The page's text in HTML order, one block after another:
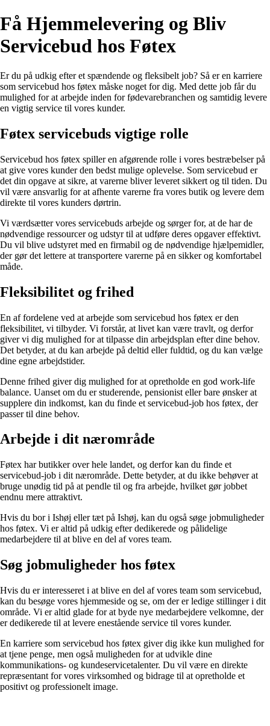
Få Hjemmelevering og Bliv
Servicebud hos Føtex
Er du på udkig efter et spændende og fleksibelt job? Så er en karriere
som servicebud hos føtex måske noget for dig. Med dette job får du
mulighed for at arbejde inden for fødevarebranchen og samtidig levere
en vigtig service til vores kunder.
Føtex servicebuds vigtige rolle
Servicebud hos føtex spiller en afgørende rolle i vores bestræbelser på
at give vores kunder den bedst mulige oplevelse. Som servicebud er
det din opgave at sikre, at varerne bliver leveret sikkert og til tiden. Du
vil være ansvarlig for at afhente varerne fra vores butik og levere dem
direkte til vores kunders dørtrin.
Vi værdsætter vores servicebuds arbejde og sørger for, at de har de
nødvendige ressourcer og udstyr til at udføre deres opgaver effektivt.
Du vil blive udstyret med en firmabil og de nødvendige hjælpemidler,
der gør det lettere at transportere varerne på en sikker og komfortabel
måde.
Fleksibilitet og frihed
En af fordelene ved at arbejde som servicebud hos føtex er den
fleksibilitet, vi tilbyder. Vi forstår, at livet kan være travlt, og derfor
giver vi dig mulighed for at tilpasse din arbejdsplan efter dine behov.
Det betyder, at du kan arbejde på deltid eller fuldtid, og du kan vælge
dine egne arbejdstider.
Denne frihed giver dig mulighed for at opretholde en god work-life
balance. Uanset om du er studerende, pensionist eller bare ønsker at
supplere din indkomst, kan du finde et servicebud-job hos føtex, der
passer til dine behov.
Arbejde i dit nærområde
Føtex har butikker over hele landet, og derfor kan du finde et
servicebud-job i dit nærområde. Dette betyder, at du ikke behøver at
bruge unødig tid på at pendle til og fra arbejde, hvilket gør jobbet
endnu mere attraktivt.
Hvis du bor i Ishøj eller tæt på Ishøj, kan du også søge jobmuligheder
hos føtex. Vi er altid på udkig efter dedikerede og pålidelige
medarbejdere til at blive en del af vores team.
Søg jobmuligheder hos føtex
Hvis du er interesseret i at blive en del af vores team som servicebud,
kan du besøge vores hjemmeside og se, om der er ledige stillinger i dit
område. Vi er altid glade for at byde nye medarbejdere velkomne, der
er dedikerede til at levere enestående service til vores kunder.
En karriere som servicebud hos føtex giver dig ikke kun mulighed for
at tjene penge, men også muligheden for at udvikle dine
kommunikations- og kundeservicetalenter. Du vil være en direkte
repræsentant for vores virksomhed og bidrage til at opretholde et
positivt og professionelt image.